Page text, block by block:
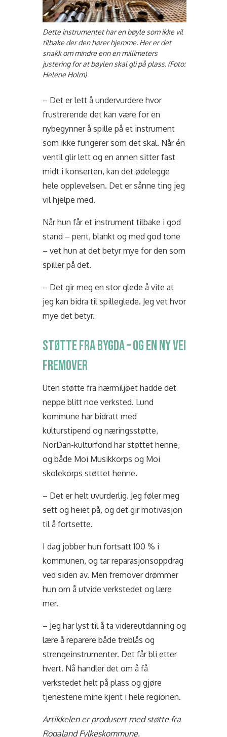
Dette instrumentet har en bøyle som ikke vil
tilbake der den hører hjemme. Her er det
snakk om mindre enn en millimeters
justering for at bøylen skal gli på plass. (Foto:
Helene Holm)
– Det er lett å undervurdere hvor
frustrerende det kan være for en
nybegynner å spille på et instrument
som ikke fungerer som det skal. Når én
ventil glir lett og en annen sitter fast
midt i konserten, kan det ødelegge
hele opplevelsen. Det er sånne ting jeg
vil hjelpe med.
Når hun får et instrument tilbake i god
stand – pent, blankt og med god tone
– vet hun at det betyr mye for den som
spiller på det.
– Det gir meg en stor glede å vite at
jeg kan bidra til spilleglede. Jeg vet hvor
mye det betyr.
STØTTE FRA BYGDA – OG EN NY VEI
FREMOVER
Uten støtte fra nærmiljøet hadde det
neppe blitt noe verksted. Lund
kommune har bidratt med
kulturstipend og næringsstøtte,
NorDan-kulturfond har støttet henne,
og både Moi Musikkorps og Moi
skolekorps støttet henne.
– Det er helt uvurderlig. Jeg føler meg
sett og heiet på, og det gir motivasjon
til å fortsette.
I dag jobber hun fortsatt 100 % i
kommunen, og tar reparasjonsoppdrag
ved siden av. Men fremover drømmer
hun om å utvide verkstedet og lære
mer.
– Jeg har lyst til å ta videreutdanning og
lære å reparere både treblås og
strengeinstrumenter. Det får bli etter
hvert. Nå handler det om å få
verkstedet helt på plass og gjøre
tjenestene mine kjent i hele regionen.
Artikkelen er produsert med støtte fra
Rogaland Fylkeskommune.